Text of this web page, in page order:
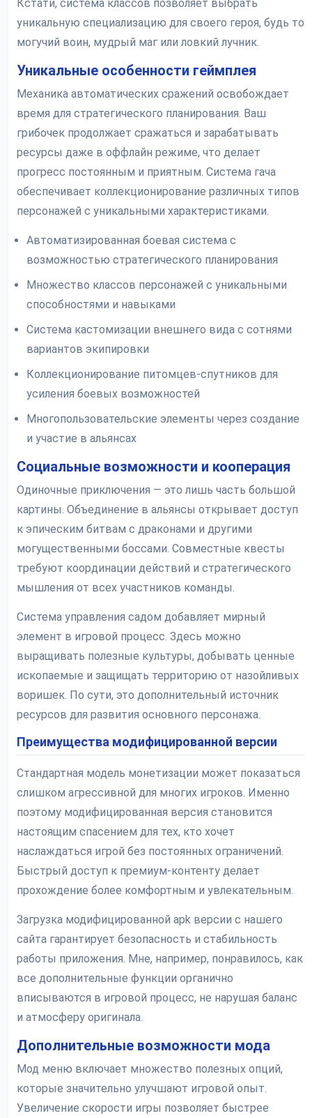
Кстати, система классов позволяет выбрать
уникальную специализацию для своего героя, будь то
могучий воин, мудрый маг или ловкий лучник.
Уникальные особенности геймплея
Механика автоматических сражений освобождает
время для стратегического планирования. Ваш
грибочек продолжает сражаться и зарабатывать
ресурсы даже в оффлайн режиме, что делает
прогресс постоянным и приятным. Система гача
обеспечивает коллекционирование различных типов
персонажей с уникальными характеристиками.
Автоматизированная боевая система с
возможностью стратегического планирования
Множество классов персонажей с уникальными
способностями и навыками
Система кастомизации внешнего вида с сотнями
вариантов экипировки
Коллекционирование питомцев-спутников для
усиления боевых возможностей
Многопользовательские элементы через создание
и участие в альянсах
Социальные возможности и кооперация
Одиночные приключения — это лишь часть большой
картины. Объединение в альянсы открывает доступ
к эпическим битвам с драконами и другими
могущественными боссами. Совместные квесты
требуют координации действий и стратегического
мышления от всех участников команды.
Система управления садом добавляет мирный
элемент в игровой процесс. Здесь можно
выращивать полезные культуры, добывать ценные
ископаемые и защищать территорию от назойливых
воришек. По сути, это дополнительный источник
ресурсов для развития основного персонажа.
Преимущества модифицированной версии
Стандартная модель монетизации может показаться
слишком агрессивной для многих игроков. Именно
поэтому модифицированная версия становится
настоящим спасением для тех, кто хочет
наслаждаться игрой без постоянных ограничений.
Быстрый доступ к премиум-контенту делает
прохождение более комфортным и увлекательным.
Загрузка модифицированной apk версии с нашего
сайта гарантирует безопасность и стабильность
работы приложения. Мне, например, понравилось, как
все дополнительные функции органично
вписываются в игровой процесс, не нарушая баланс
и атмосферу оригинала.
Дополнительные возможности мода
Мод меню включает множество полезных опций,
которые значительно улучшают игровой опыт.
Увеличение скорости игры позволяет быстрее